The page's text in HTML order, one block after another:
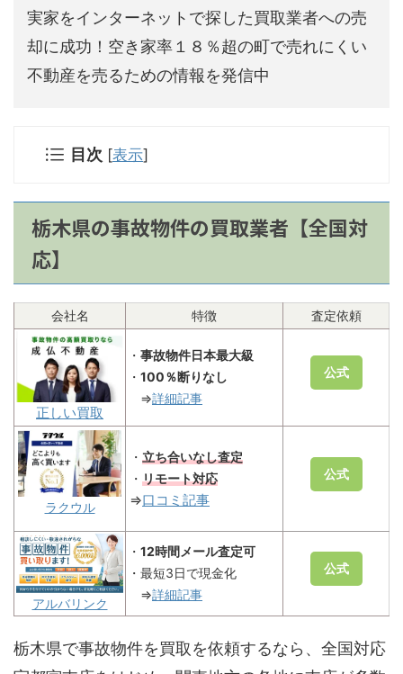
実家をインターネットで探した買取業者への売
却に成功！空き家率１８％超の町で売れにくい
不動産を売るための情報を発信中
目次 [表示]
栃木県の事故物件の買取業者【全国対
応】
会社名 特徴 査定依頼
正しい買取
・ 事故物件日本最大級
・ 100％断りなし
⇒詳細記事
公式
ラクウル
・ 立ち合いなし査定
・ リモート対応
⇒口コミ 記事
公式
アルバリンク
・ 12時間メール査定可
・最短3日で現金化
⇒詳細記事
公式
栃木県で事故物件を買取を依頼するなら、全国対応